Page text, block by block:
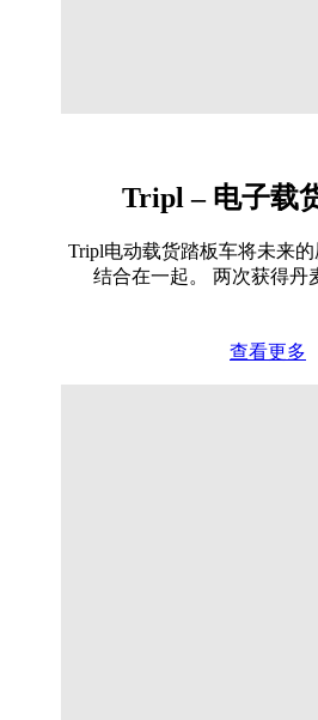
Tripl – 电子载
Tripl电动载货踏板车将未来
结合在一起。 两次获得丹
查看更多